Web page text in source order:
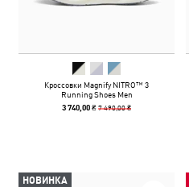
Кроссовки Magnify NITRO™ 3
Running Shoes Men
3 740,00 ₴7 490,00 ₴
НОВИНКА